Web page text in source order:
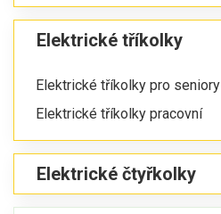
Elektrické tříkolky
Elektrické tříkolky pro seniory
Elektrické tříkolky pracovní
Elektrické čtyřkolky